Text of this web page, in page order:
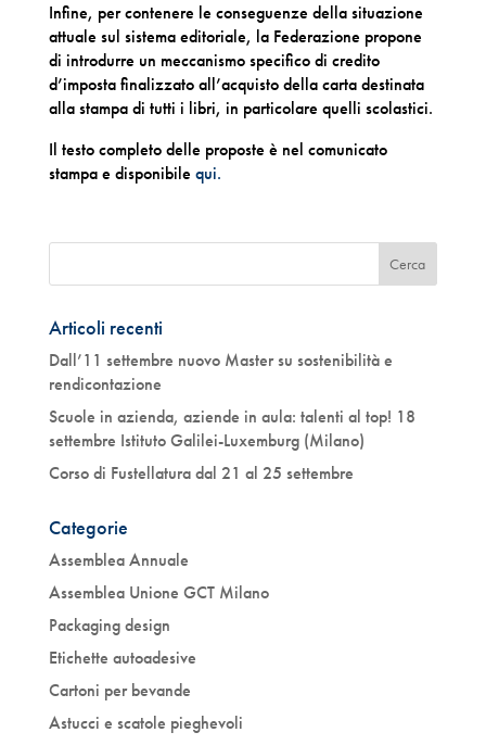
Infine, per contenere le conseguenze della situazione
attuale sul sistema editoriale, la Federazione propone
di introdurre un meccanismo specifico di credito
d’imposta finalizzato all’acquisto della carta destinata
alla stampa di tutti i libri, in particolare quelli scolastici.
Il testo completo delle proposte è nel comunicato
stampa e disponibile qui.
Articoli recenti
Dall’11 settembre nuovo Master su sostenibilità e
rendicontazione
Scuole in azienda, aziende in aula: talenti al top! 18
settembre Istituto Galilei-Luxemburg (Milano)
Corso di Fustellatura dal 21 al 25 settembre
Categorie
Assemblea Annuale
Assemblea Unione GCT Milano
Packaging design
Etichette autoadesive
Cartoni per bevande
Astucci e scatole pieghevoli